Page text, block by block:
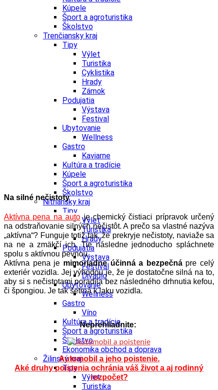
Kúpele
Šport a agroturistika
Školstvo
Trenčiansky kraj
Tipy
Výlet
Turistika
Cyklistika
Hrady
Zámok
Podujatia
Výstava
Festival
Ubytovanie
Wellness
Gastro
Kaviarne
Kultúra a tradície
Kúpele
Šport a agroturistika
Školstvo
Nitriansky kraj
Tipy
Výlet
Turistika
Hrady
Podujatia
Výstava
Festival
Divadlo
Ubytovanie
Wellness
Gastro
Víno
Kultúra a tradície
Šport a agroturistika
Školstvo
Ekonomika obchod a doprava
Žilinský kraj
Tipy
Výlet
Turistika
Na silné nečistoty
Aktívna pena na autoje chemický čistiaci prípravok určený
na odstraňovanie silných nečistôt. A prečo sa vlastné nazýva
„aktívna“? Funguje totiž tak, že prekryje nečistoty, naviaže sa
na ne a zmäkčí ich. Tie následne jednoducho spláchnete
spolu s aktívnou pevnou.
Aktívna pena je mimoriadne účinná a bezpečnápre celý
exteriér vozidla. Jej výhodou je, že je dostatočne silná na to,
aby si s nečistotami poradila bez následného drhnutia kefou,
či špongiou. Je tak šetrná k laku vozidla.
Neprehliadnite:
Automobil a jeho poistenie.
Aké druhy poistenia ochránia váš život a aj rodinný
rozpočet?